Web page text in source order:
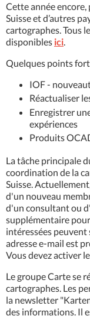
Cette année
Suisse et d’autres
cartographes. Tous
disponibles ici.
Quelques points
IOF -
Réactualiser
Enregistrer
expériences
Produits
La tâche principale
coordination de la
Suisse.
d'un nouveau
d'un consultant ou
supplémentaire
intéressées
adresse e-mail est
Vous devez activer
Le groupe Carte se
cartographes. Les
la newsletter
des informations. Il